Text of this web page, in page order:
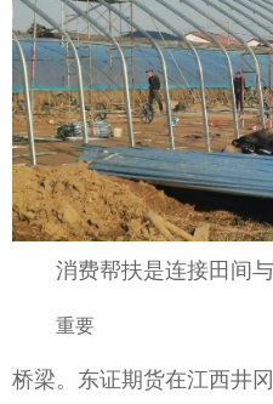
消费帮扶是连接田间
重要
桥梁。东证期货在江西井